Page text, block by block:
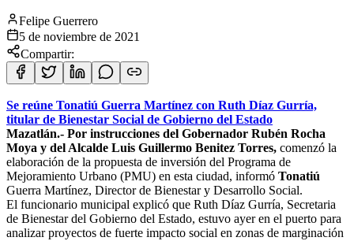
Felipe Guerrero
5 de noviembre de 2021
Compartir:
Se reúne Tonatiú Guerra Martínez con Ruth Díaz Gurría,
titular de Bienestar Social de Gobierno del Estado
Mazatlán.- Por instrucciones del Gobernador Rubén Rocha
Moya y del Alcalde Luis Guillermo Benitez Torres, comenzó la
elaboración de la propuesta de inversión del Programa de
Mejoramiento Urbano (PMU) en esta ciudad, informó Tonatiú
Guerra Martínez, Director de Bienestar y Desarrollo Social.
El funcionario municipal explicó que Ruth Díaz Gurría, Secretaria
de Bienestar del Gobierno del Estado, estuvo ayer en el puerto para
analizar proyectos de fuerte impacto social en zonas de marginación